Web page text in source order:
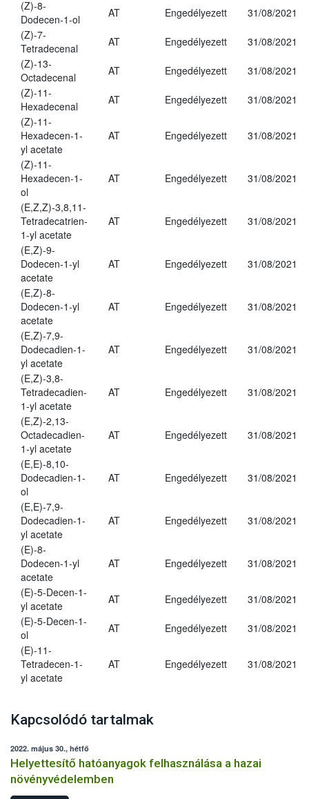
(Z)-8-
Dodecen-1-ol
AT Engedélyezett
31/08/2021
(Z)-7-
Tetradecenal
AT Engedélyezett
31/08/2021
(Z)-13-
Octadecenal
AT Engedélyezett
31/08/2021
(Z)-11-
Hexadecenal
AT Engedélyezett
31/08/2021
(Z)-11-
Hexadecen-1-
yl acetate
AT Engedélyezett 31/08/2021
(Z)-11-
Hexadecen-1-
ol
AT Engedélyezett 31/08/2021
(E,Z,Z)-3,8,11-
Tetradecatrien-
1-yl acetate
AT Engedélyezett 31/08/2021
(E,Z)-9-
Dodecen-1-yl
acetate
AT Engedélyezett 31/08/2021
(E,Z)-8-
Dodecen-1-yl
acetate
AT Engedélyezett 31/08/2021
(E,Z)-7,9-
Dodecadien-1-
yl acetate
AT Engedélyezett 31/08/2021
(E,Z)-3,8-
Tetradecadien-
1-yl acetate
AT Engedélyezett 31/08/2021
(E,Z)-2,13-
Octadecadien-
1-yl acetate
AT Engedélyezett 31/08/2021
(E,E)-8,10-
Dodecadien-1-
ol
AT Engedélyezett 31/08/2021
(E,E)-7,9-
Dodecadien-1-
yl acetate
AT Engedélyezett 31/08/2021
(E)-8-
Dodecen-1-yl
acetate
AT Engedélyezett 31/08/2021
(E)-5-Decen-1-
yl acetate
AT Engedélyezett
31/08/2021
(E)-5-Decen-1-
ol
AT Engedélyezett
31/08/2021
(E)-11-
Tetradecen-1-
yl acetate
AT Engedélyezett 31/08/2021
Kapcsolódó tartalmak
2022. május 30., hétfő
Helyettesítő hatóanyagok felhasználása a hazai
növényvédelemben